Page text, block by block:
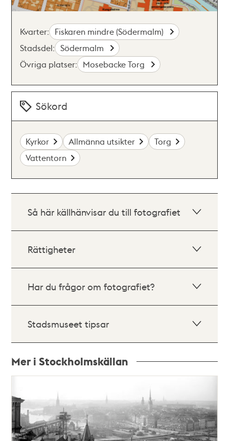
Kvarter: Fiskaren mindre (Södermalm)
Stadsdel: Södermalm
Övriga platser: Mosebacke Torg
Sökord
Kyrkor Allmänna utsikter
Torg
Vattentorn
Så här källhänvisar du till fotografiet
Rättigheter
Har du frågor om fotografiet?
Stadsmuseet tipsar
Mer i Stockholmskällan
och
teman